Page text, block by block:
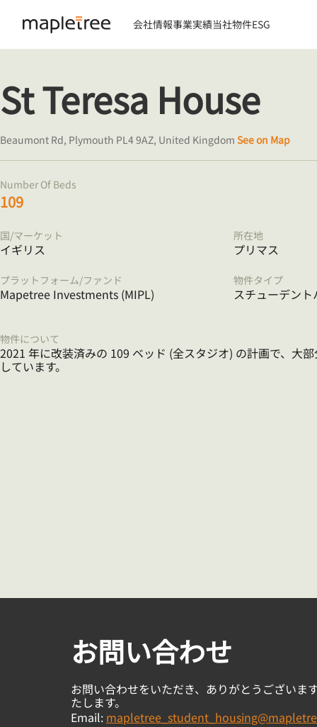
会社情報事業実績当社物件ESG
St Teresa House
Beaumont Rd, Plymouth PL4 9AZ, United Kingdom See on Map
Number Of Beds
109
国/マーケット
イギリス
所在地
プリマス
プラットフォーム/ファンド
Mapetree Investments (MIPL)
物件タイプ
スチューデント
物件について
2021 年に改装済みの 109 ベッド (全スタジオ) の計画で、大
しています。
お問い合わせ
お問い合わせをいただき、ありがとうございま
たします。
Email: